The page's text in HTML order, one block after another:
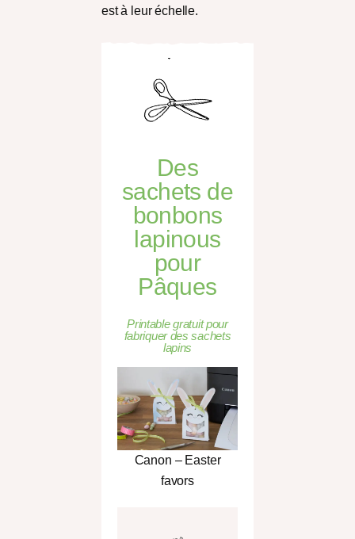
est à leur échelle.
Des
sachets de
bonbons
lapinous
pour
Pâques
Printable gratuit pour
fabriquer des sachets
lapins
Canon – Easter
favors